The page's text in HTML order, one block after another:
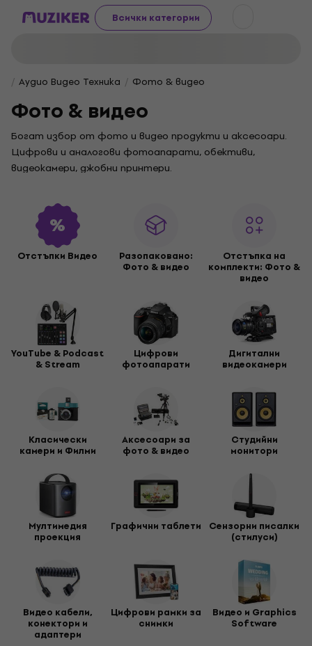
Всички категории
Аудио Видео Техника Фото & видео
Фото & видео
Богат избор от фото и видео продукти и аксесоари.
Цифрови и аналогови фотоапарати, обективи,
видеокамери, джобни принтери.
Отстъпки Видео Разопакованo:
Фото & видео
Отстъпка на
комплекти: Фото &
видео
YouTube & Podcast
& Stream
Цифрови
фотоапарати
Дигитални
видеокамери
Класически
камери и Филми
Аксесоари за
фото & видео
Студийни
монитори
Мултимедия
проекция
Графични таблети Сензорни писалки
(стилуси)
Видео кабели,
конектори и
адаптери
Цифрови рамки за
снимки
Видео и Graphics
Software